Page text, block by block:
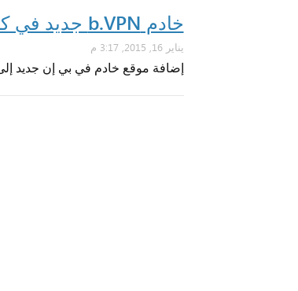
خادم b.VPN جديد في كندا
يناير 16, 2015, 3:17 م
إضافة موقع خادم في بي إن جديد